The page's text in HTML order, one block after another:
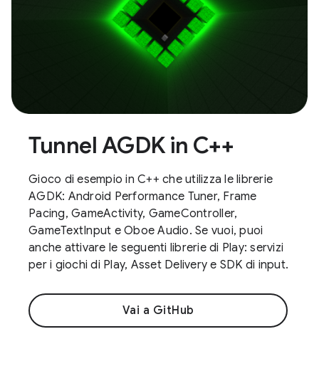
Tunnel AGDK in C++
Gioco di esempio in C++ che utilizza le librerie
AGDK: Android Performance Tuner, Frame
Pacing, GameActivity, GameController,
GameTextInput e Oboe Audio. Se vuoi, puoi
anche attivare le seguenti librerie di Play: servizi
per i giochi di Play, Asset Delivery e SDK di input.
Vai a GitHub